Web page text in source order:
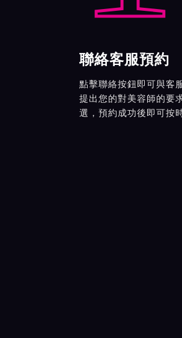
聯絡客服預約
點擊聯絡按鈕即可與客
提出您的對美容師的要
選，預約成功後即可按